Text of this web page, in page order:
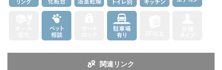
関連リンク